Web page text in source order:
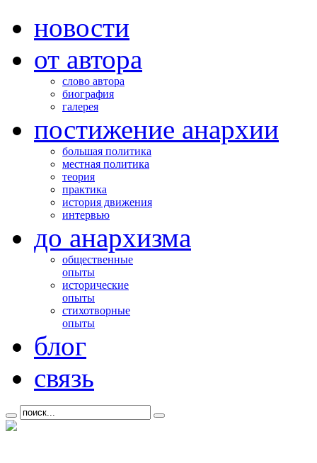
новости
от автора
слово автора
биография
галерея
постижение анархии
большая политика
местная политика
теория
практика
история движения
интервью
до анархизма
общественные
опыты
исторические
опыты
стихотворные
опыты
блог
связь